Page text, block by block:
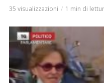
35 visualizzazioni 1 min di